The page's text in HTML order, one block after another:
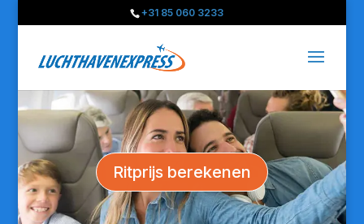
+31 85 060 3233
Ritprijs berekenen